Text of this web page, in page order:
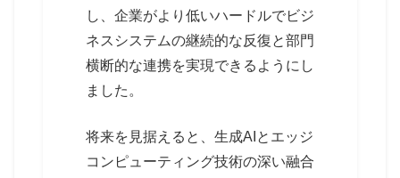
し、企業がより低いハードルでビジ
ネスシステムの継続的な反復と部門
横断的な連携を実現できるようにし
ました。
将来を見据えると、生成AIとエッジ
コンピューティング技術の深い融合